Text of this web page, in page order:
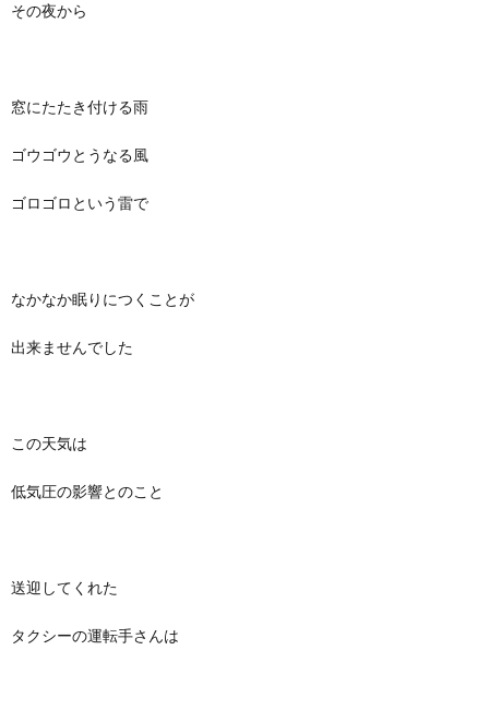
その夜から
窓にたたき付ける雨
ゴウゴウとうなる風
ゴロゴロという雷で
なかなか眠りにつくことが
出来ませんでした
この天気は
低気圧の影響とのこと
送迎してくれた
タクシーの運転手さんは